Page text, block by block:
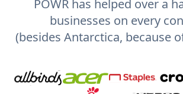
POWR has helped over a
businesses on every
(besides Antarctica, because